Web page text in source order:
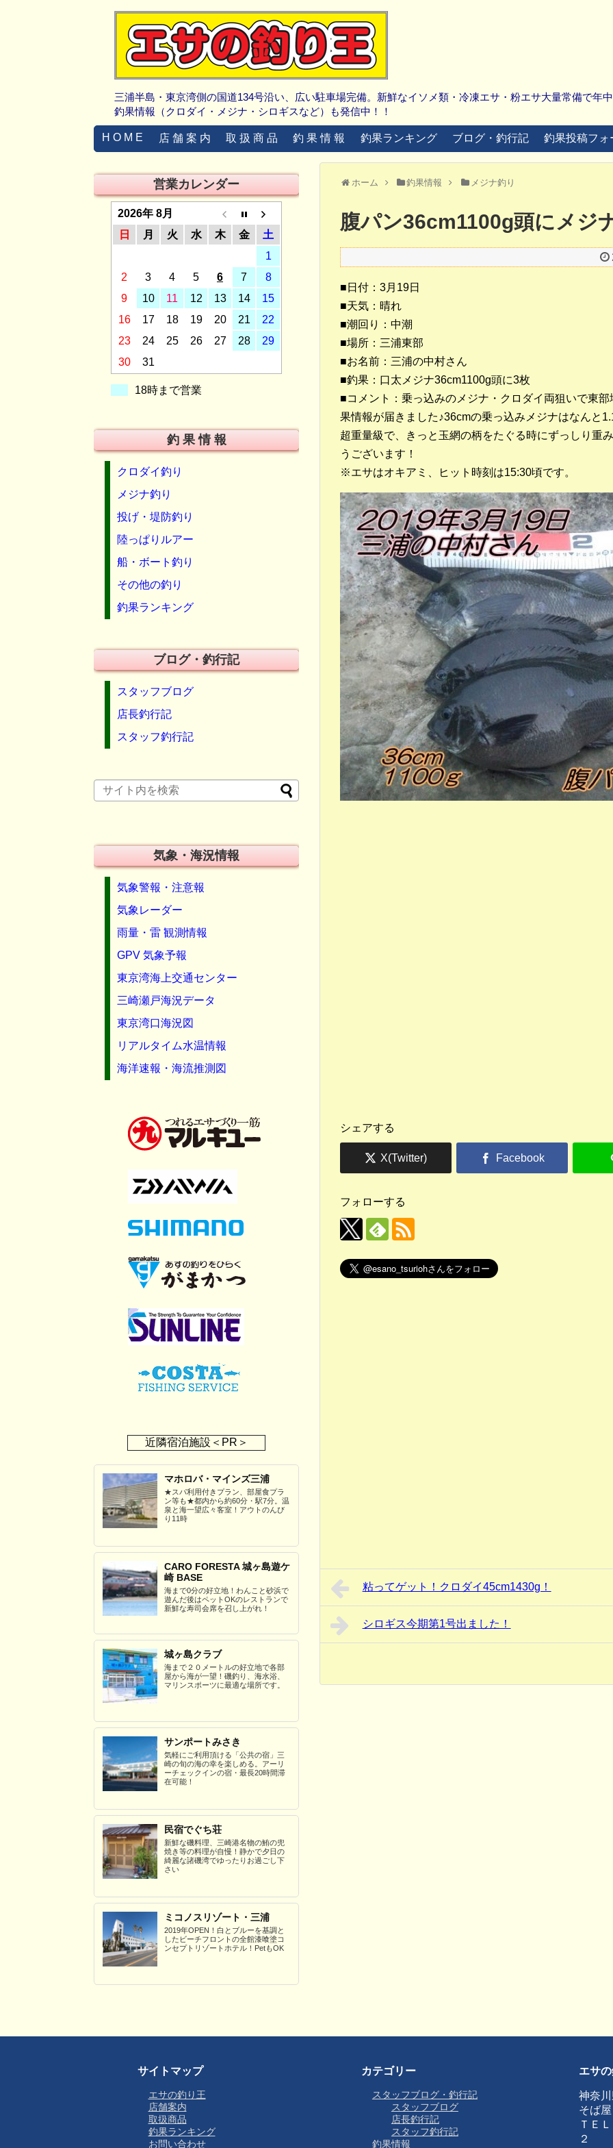
三浦半島・東京湾側の国道134号沿い、広い駐車場完備。新鮮なイソメ類・冷凍エサ・粉エサ大量常備で年
釣果情報（クロダイ・メジナ・シロギスなど）も発信中！！
H O M E 店 舗 案 内 取 扱 商 品 釣 果 情 報 釣果ランキング ブログ・釣行記 釣果投稿フォ
ホーム 釣果情報 メジナ釣り
腹パン36cm1100g頭にメジ
■日付：3月19日
■天気：晴れ
■潮回り：中潮
■場所：三浦東部
■お名前：三浦の中村さん
■釣果：口太メジナ36cm1100g頭に3枚
■コメント：乗っ込みのメジナ・クロダイ両狙いで東
果情報が届きました♪36cmの乗っ込みメジナはなんと
超重量級で、きっと玉網の柄をたぐる時にずっしり重
うございます！
※エサはオキアミ、ヒット時刻は15:30頃です。
シェアする
フォローする
粘ってゲット！クロダイ45cm1430g！
シロギス今期第1号出ました！
営業カレンダー
2026年 8月
日
月 火 水 木 金
土
1
2
3 4 5 6 7
8
9
10 11 12 13 14
15
16
17 18 19 20 21
22
23
24 25 26 27 28
29
30
31
18時まで営業
釣 果 情 報
クロダイ釣り
メジナ釣り
投げ・堤防釣り
陸っぱりルアー
船・ボート釣り
その他の釣り
釣果ランキング
ブログ・釣行記
スタッフブログ
店長釣行記
スタッフ釣行記
気象・海況情報
気象警報・注意報
気象レーダー
雨量・雷 観測情報
GPV 気象予報
東京湾海上交通センター
三崎瀬戸海況データ
東京湾口海況図
リアルタイム水温情報
海洋速報・海流推測図
近隣宿泊施設＜PR＞
マホロバ・マインズ三浦
★スパ利用付きプラン、部屋食プラ
ン等も★都内から約60分・駅7分。温
泉と海一望広々客室！アウトのんび
り11時
CARO FORESTA 城ヶ島遊ケ
崎 BASE
海まで0分の好立地！わんこと砂浜で
遊んだ後はペットOKのレストランで
新鮮な寿司会席を召し上がれ！
城ヶ島クラブ
海まで２０メートルの好立地で各部
屋から海が一望！磯釣り、海水浴、
マリンスポーツに最適な場所です。
サンポートみさき
気軽にご利用頂ける「公共の宿」三
崎の旬の海の幸を楽しめる。アーリ
ーチェックインの宿・最長20時間滞
在可能！
民宿でぐち荘
新鮮な磯料理、三崎港名物の鮪の兜
焼き等の料理が自慢！静かで夕日の
綺麗な諸磯湾でゆったりお過ごし下
さい
ミコノスリゾート・三浦
2019年OPEN！白とブルーを基調と
したビーチフロントの全館漆喰塗コ
ンセプトリゾートホテル！PetもOK
サイトマップ
エサの釣り王
店舗案内
取扱商品
釣果ランキング
お問い合わせ
カテゴリー
スタッフブログ・釣行記
スタッフブログ
店長釣行記
スタッフ釣行記
釣果情報
エサ
神奈
そば
ＴＥ
２